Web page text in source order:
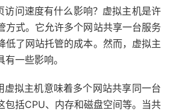
访问速度有什么影响？虚拟主机是许
方式。它允许多个网站共享一台服务
低了网站托管的成本。然而，虚拟主
一些影响。
虚拟主机意味着多个网站共享同一台
包括CPU、内存和磁盘空间等。当共